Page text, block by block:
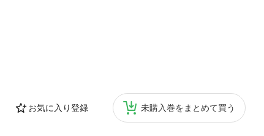
お気に入り登録 未購入巻をまとめて買う